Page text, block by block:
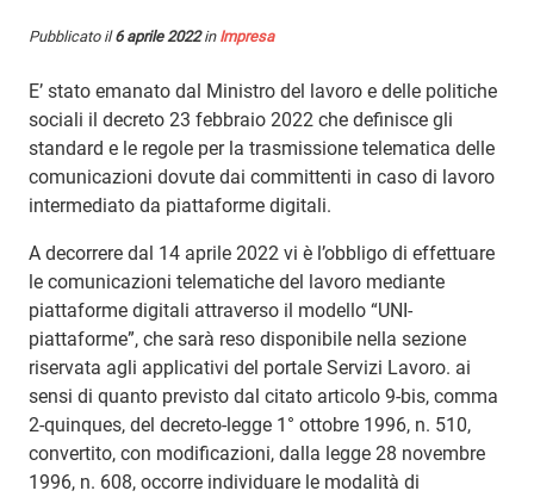
Pubblicato il6 aprile 2022in Impresa
E’ stato emanato dal Ministro del lavoro e delle politiche
sociali il decreto 23 febbraio 2022 che definisce gli
standard e le regole per la trasmissione telematica delle
comunicazioni dovute dai committenti in caso di lavoro
intermediato da piattaforme digitali.
A decorrere dal 14 aprile 2022 vi è l’obbligo di effettuare
le comunicazioni telematiche del lavoro mediante
piattaforme digitali attraverso il modello “UNI-
piattaforme”, che sarà reso disponibile nella sezione
riservata agli applicativi del portale Servizi Lavoro. ai
sensi di quanto previsto dal citato articolo 9-bis, comma
2-quinques, del decreto-legge 1° ottobre 1996, n. 510,
convertito, con modificazioni, dalla legge 28 novembre
1996, n. 608, occorre individuare le modalità di